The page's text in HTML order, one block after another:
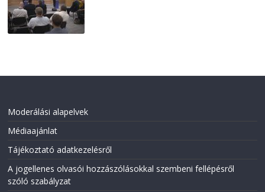
Moderálási alapelvek
Médiaajánlat
Tájékoztató adatkezelésről
A jogellenes olvasói hozzászólásokkal szembeni fellépésről
szóló szabályzat